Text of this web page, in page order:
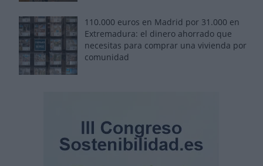
110.000 euros en Madrid por 31.000 en
Extremadura: el dinero ahorrado que
necesitas para comprar una vivienda por
comunidad